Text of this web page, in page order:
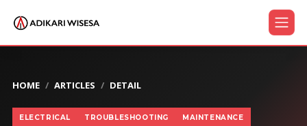
HOME ARTICLES DETAIL
ELECTRICAL TROUBLESHOOTING MAINTENANCE